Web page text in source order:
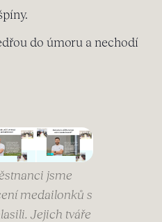
do úmoru a nechodí
jsme
medailonků s
Jejich tváře